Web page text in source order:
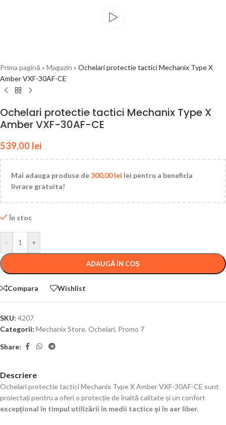
Prima pagină » Magazin » Ochelari protectie tactici Mechanix Type X
Amber VXF-30AF-CE
Ochelari protectie tactici Mechanix Type X
Amber VXF-30AF-CE
539,00 lei
Mai adauga produse de300,00lei lei pentru a beneficia
livrare gratuita!
În stoc
- +
ADAUGĂ ÎN COȘ
Compara Wishlist
SKU: 4207
Categorii: Mechanix Store, Ochelari, Promo 7
Share:
Descriere
Ochelari protectie tactici Mechanix Type X Amber VXF-30AF-CE sunt
proiectați pentru a oferi o protecție de înaltă calitate și un confort
excepțional în timpul utilizării în medii tactice și în aer liber.